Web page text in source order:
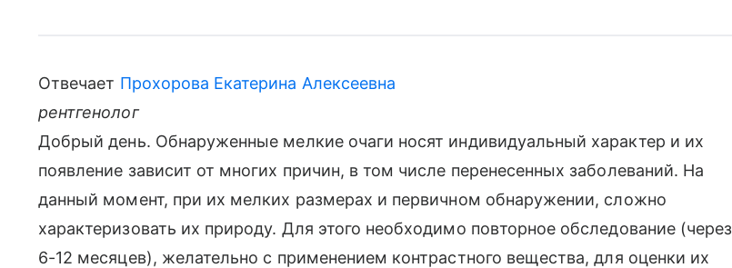
Отвечает Прохорова Екатерина Алексеевна
рентгенолог
Добрый день. Обнаруженные мелкие очаги носят индивидуальный характер и их
появление зависит от многих причин, в том числе перенесенных заболеваний. На
данный момент, при их мелких размерах и первичном обнаружении, сложно
характеризовать их природу. Для этого необходимо повторное обследование (через
6-12 месяцев), желательно с применением контрастного вещества, для оценки их